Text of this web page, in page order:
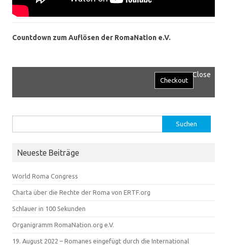
Countdown zum Auflösen der RomaNation e.V.
Close
nach:
Neueste Beiträge
World Roma Congress
Charta über die Rechte der Roma von ERTF.org
Schlauer in 100 Sekunden
Organigramm RomaNation.org e.V.
19. August 2022 – Romanes eingefügt durch die International